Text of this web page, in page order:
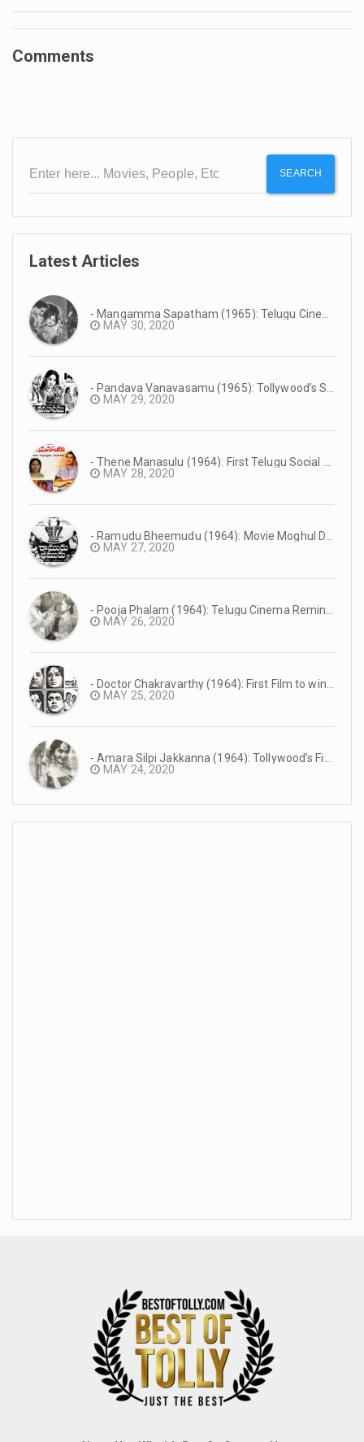
Comments
SEARCH
Latest Articles
MAY 30, 2020
MAY 29, 2020
MAY 28, 2020
MAY 27, 2020
MAY 26, 2020
MAY 25, 2020
MAY 24, 2020